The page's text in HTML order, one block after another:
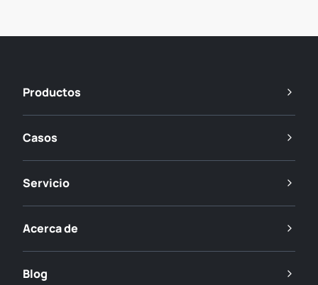
Productos
Casos
Servicio
Acerca de
Blog